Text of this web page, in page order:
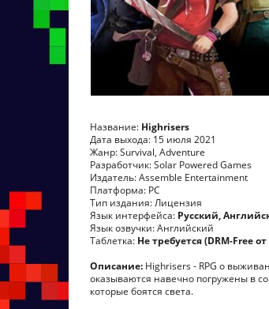
Название: Highrisers
Дата выхода: 15 июля 2021
Жанр: Survival, Adventure
Разработчик: Solar Powered Games
Издатель: Assemble Entertainment
Платформа: PC
Тип издания: Лицензия
Язык интерфейса: Русский,
Язык озвучки: Английский
Таблетка: Не требуется (DRM-Free от
Описание: Highrisers - RPG о
оказываются навечно погружены в
которые боятся света.